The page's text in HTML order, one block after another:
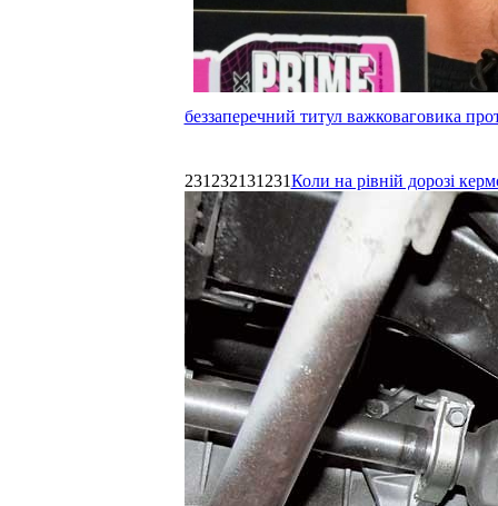
беззаперечний титул важковаговика
231232131231Коли на рівній дорозі